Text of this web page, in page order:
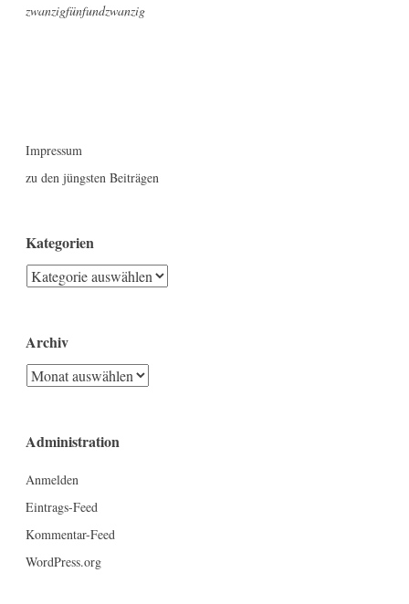
zwanzigfünfundzwanzig
Impressum
zu den jüngsten Beiträgen
Kategorien
Kategorien
Archiv
Archiv
Administration
Anmelden
Eintrags-Feed
Kommentar-Feed
WordPress.org